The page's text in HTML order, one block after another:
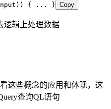
{ ... } Copy
逻辑上处理数据
这些概念的应用和体现，这
查询QL语句